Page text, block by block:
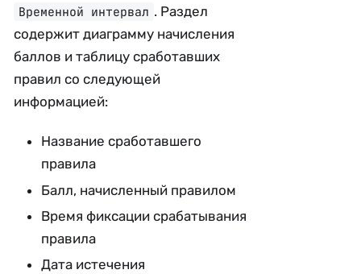
Временной интервал . Раздел
содержит диаграмму начисления
баллов и таблицу сработавших
правил со следующей
информацией:
Название сработавшего
правила
Балл, начисленный правилом
Время фиксации срабатывания
правила
Дата истечения